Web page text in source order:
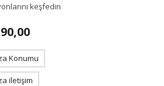
keşfedin
Konumu
iletişim